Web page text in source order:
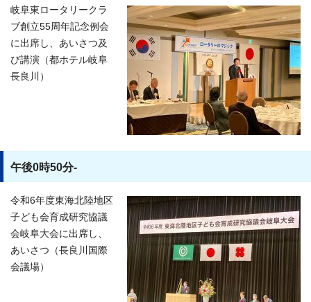
岐阜東ロータリークラ
ブ創立55周年記念例会
に出席し、あいさつ及
び講演（都ホテル岐阜
長良川）
午後0時50分-
令和6年度東海北陸地区
子ども会育成研究協議
会岐阜大会に出席し、
あいさつ（長良川国際
会議場）